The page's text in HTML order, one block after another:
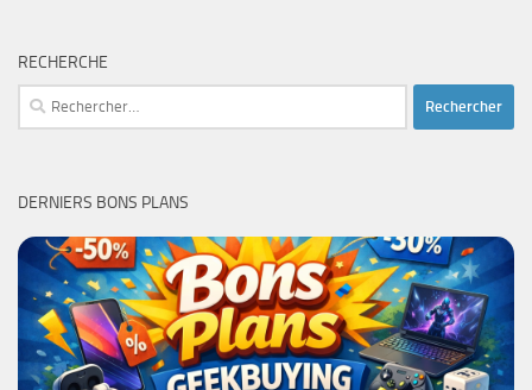
RECHERCHE
Rechercher :
DERNIERS BONS PLANS